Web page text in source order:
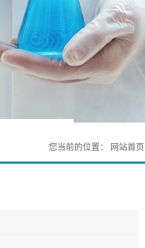
您当前的位置： 网站首页